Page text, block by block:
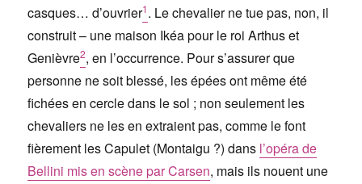
casques… d’ouvrier1. Le chevalier ne tue pas, non, il
construit – une maison Ikéa pour le roi Arthus et
Genièvre2, en l’occurrence. Pour s’assurer que
personne ne soit blessé, les épées ont même été
fichées en cercle dans le sol ; non seulement les
chevaliers ne les en extraient pas, comme le font
fièrement les Capulet (Montaigu ?) dans l’opéra de
Bellini mis en scène par Carsen, mais ils nouent une